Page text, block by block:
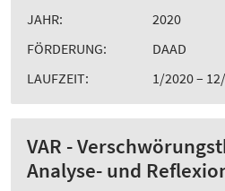
JAHR:
2020
FÖRDERUNG:
DAAD
LAUFZEIT:
1/2020 –
VAR -
Analyse- und